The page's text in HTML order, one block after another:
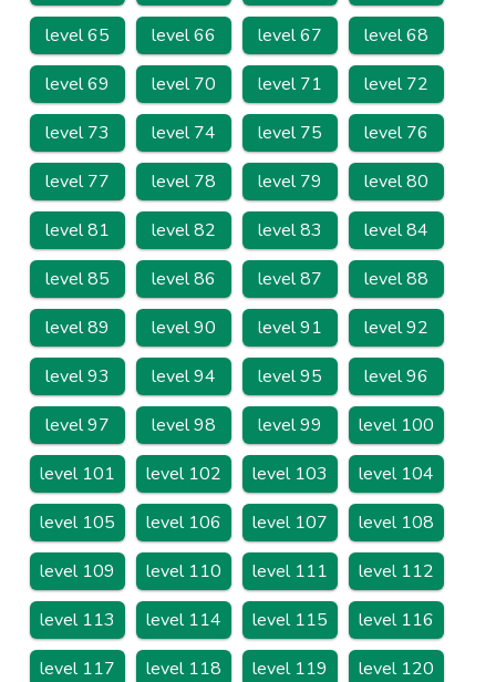
level 65
level 66 level 67
level 68
level 69
level 70 level 71
level 72
level 73
level 74 level 75
level 76
level 77
level 78 level 79
level 80
level 81
level 82 level 83
level 84
level 85
level 86 level 87
level 88
level 89
level 90 level 91
level 92
level 93
level 94 level 95
level 96
level 97
level 98 level 99
level 100
level 101
level 102 level 103
level 104
level 105
level 106 level 107
level 108
level 109
level 110 level 111
level 112
level 113
level 114 level 115
level 116
level 117
level 118 level 119
level 120